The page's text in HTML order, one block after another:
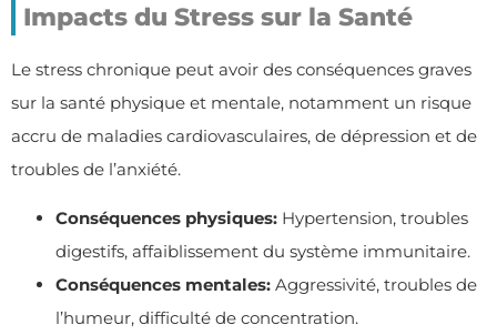
Impacts du Stress sur la Santé
Le stress chronique peut avoir des conséquences graves
sur la santé physique et mentale, notamment un risque
accru de maladies cardiovasculaires, de dépression et de
troubles de l’anxiété.
Conséquences physiques: Hypertension, troubles
digestifs, affaiblissement du système immunitaire.
Conséquences mentales: Aggressivité, troubles de
l’humeur, difficulté de concentration.